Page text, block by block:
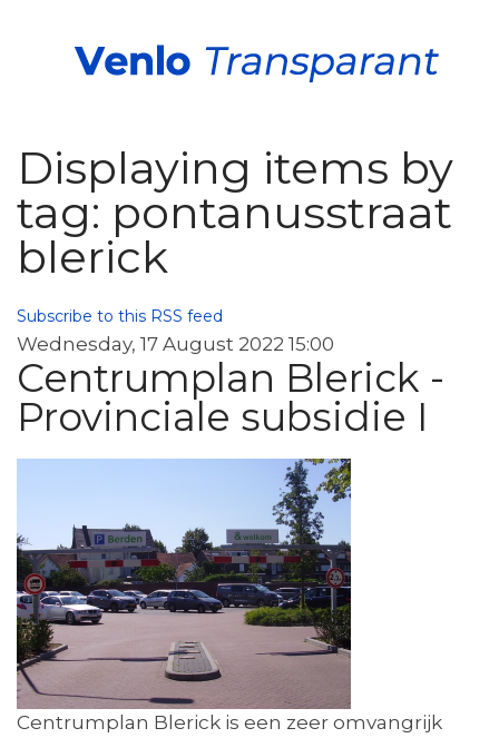
Displaying items by
tag: pontanusstraat
blerick
Subscribe to this RSS feed
Wednesday, 17 August 2022 15:00
Centrumplan Blerick -
Provinciale subsidie I
Centrumplan Blerick is een zeer omvangrijk